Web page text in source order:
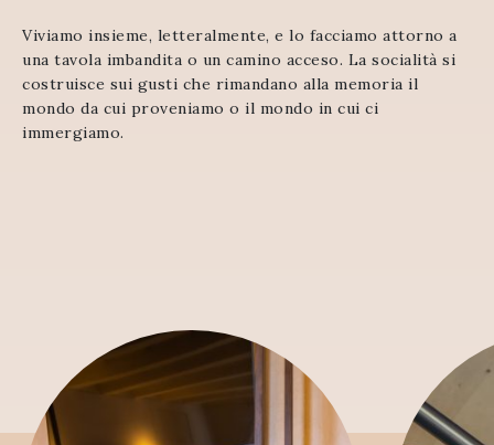
Viviamo insieme, letteralmente, e lo facciamo attorno a
una tavola imbandita o un camino acceso. La socialità si
costruisce sui gusti che rimandano alla memoria il
mondo da cui proveniamo o il mondo in cui ci
immergiamo.